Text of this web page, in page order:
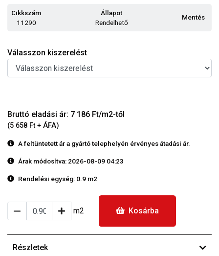
Cikkszám
11290
Állapot
Rendelhető
Mentés
Válasszon kiszerelést
Bruttó eladási ár: 7 186 Ft/m2-től
(5 658 Ft + ÁFA)
A feltüntetett ár a gyártó telephelyén érvényes átadási ár.
Árak módosítva: 2026-08-09 04:23
Rendelési egység: 0.9 m2
m2 Kosárba
Részletek